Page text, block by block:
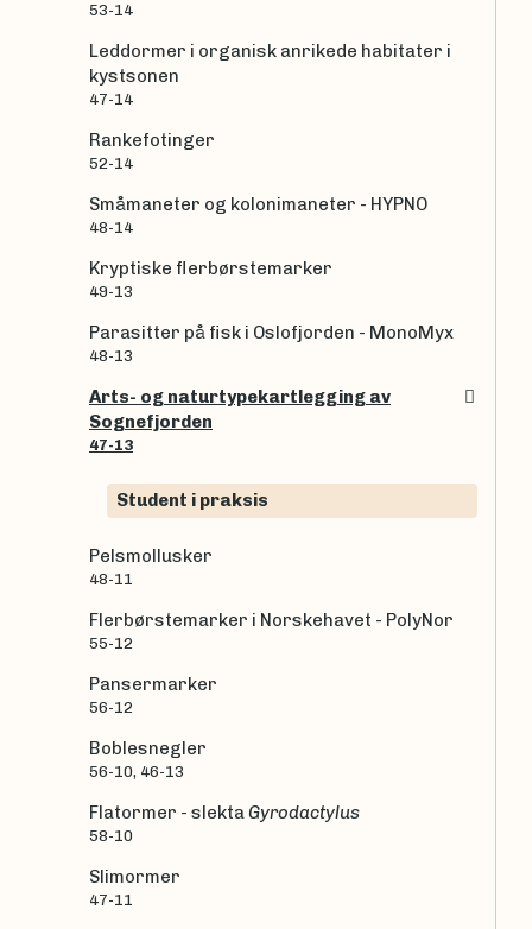
53-14
Leddormer i organisk anrikede habitater i
kystsonen
47-14
Rankefotinger
52-14
Småmaneter og kolonimaneter - HYPNO
48-14
Kryptiske flerbørstemarker
49-13
Parasitter på fisk i Oslofjorden - MonoMyx
48-13
Arts- og naturtypekartlegging av
Sognefjorden
47-13
Student i praksis
Pelsmollusker
48-11
Flerbørstemarker i Norskehavet - PolyNor
55-12
Pansermarker
56-12
Boblesnegler
56-10, 46-13
Flatormer - slektaGyrodactylus
58-10
Slimormer
47-11